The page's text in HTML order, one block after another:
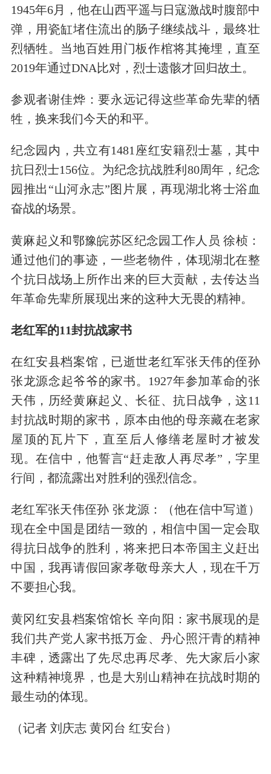
1945年6月，他在山西平遥与日寇激战时腹部中
弹，用瓷缸堵住流出的肠子继续战斗，最终壮
烈牺牲。当地百姓用门板作棺将其掩埋，直至
2019年通过DNA比对，烈士遗骸才回归故土。
参观者谢佳烨：要永远记得这些革命先辈的牺
牲，换来我们今天的和平。
纪念园内，共立有1481座红安籍烈士墓，其中
抗日烈士156位。为纪念抗战胜利80周年，纪念
园推出“山河永志”图片展，再现湖北将士浴血
奋战的场景。
黄麻起义和鄂豫皖苏区纪念园工作人员 徐桢：
通过他们的事迹，一些老物件，体现湖北在整
个抗日战场上所作出来的巨大贡献，去传达当
年革命先辈所展现出来的这种大无畏的精神。
老红军的11封抗战家书
在红安县档案馆，已逝世老红军张天伟的侄孙
张龙源念起爷爷的家书。1927年参加革命的张
天伟，历经黄麻起义、长征、抗日战争，这11
封抗战时期的家书，原本由他的母亲藏在老家
屋顶的瓦片下，直至后人修缮老屋时才被发
现。在信中，他誓言“赶走敌人再尽孝”，字里
行间，都流露出对胜利的强烈信念。
老红军张天伟侄孙 张龙源：（他在信中写道）
现在全中国是团结一致的，相信中国一定会取
得抗日战争的胜利，将来把日本帝国主义赶出
中国，我再请假回家孝敬母亲大人，现在千万
不要担心我。
黄冈红安县档案馆馆长 辛向阳：家书展现的是
我们共产党人家书抵万金、丹心照汗青的精神
丰碑，透露出了先尽忠再尽孝、先大家后小家
这种精神境界，也是大别山精神在抗战时期的
最生动的体现。
（记者 刘庆志 黄冈台 红安台）